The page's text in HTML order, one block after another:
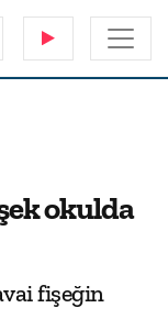
okulda
fişeğin